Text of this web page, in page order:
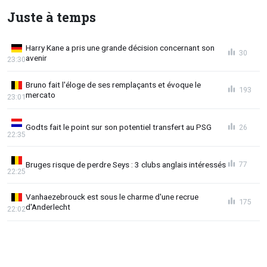
Juste à temps
Harry Kane a pris une grande décision concernant son
avenir
23:30
30
Bruno fait l'éloge de ses remplaçants et évoque le
mercato
23:01
193
Godts fait le point sur son potentiel transfert au PSG
22:35
26
Bruges risque de perdre Seys : 3 clubs anglais intéressés
22:25
77
Vanhaezebrouck est sous le charme d'une recrue
d'Anderlecht
22:02
175